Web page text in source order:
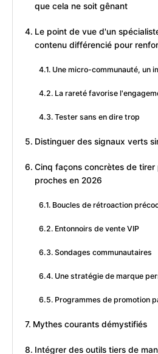
que cela ne soit gênant
Le point de vue d'un
contenu différencié pour
Une micro-communauté, un
La rareté favorise
Tester sans en dire trop
Distinguer des signaux verts
Cinq façons concrètes de tirer
proches en 2026
Boucles de rétroaction
Entonnoirs de vente VIP
Sondages communautaires
Une stratégie de marque
Programmes de promotion
Mythes courants démystifiés
Intégrer des outils tiers de